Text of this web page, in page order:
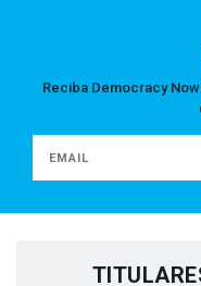
Reciba Democracy